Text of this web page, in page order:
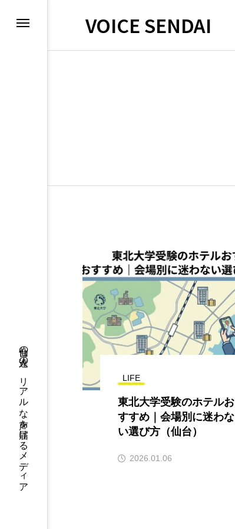
仙台の人達の、リアルな声を届けるメディア
VOICE SENDAI
LIFE
東北大学受験のホテルお
すすめ｜会場別に迷わな
い選び方（仙台）
2026.01.06